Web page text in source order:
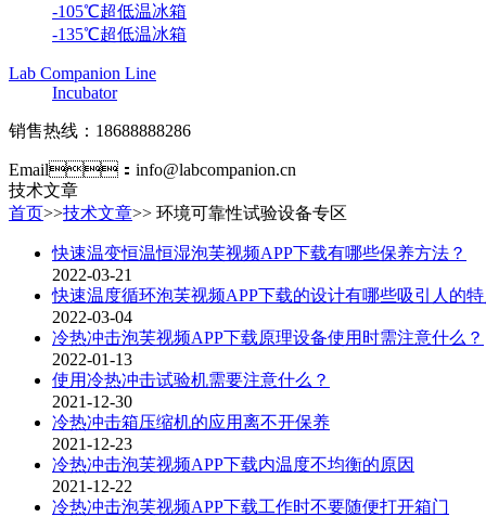
-105℃超低温冰箱
-135℃超低温冰箱
Lab Companion Line
Incubator
销售热线：18688888286
Email：info@labcompanion.cn
技术文章
首页>>技术文章>> 环境可靠性试验设备专区
快速温变恒温恒湿泡芙视频APP下载有哪些保养方法？
2022-03-21
快速温度循环泡芙视频APP下载的设计有哪些吸引人的特点
2022-03-04
冷热冲击泡芙视频APP下载原理设备使用时需注意什么？
2022-01-13
使用冷热冲击试验机需要注意什么？
2021-12-30
冷热冲击箱压缩机的应用离不开保养
2021-12-23
冷热冲击泡芙视频APP下载内温度不均衡的原因
2021-12-22
冷热冲击泡芙视频APP下载工作时不要随便打开箱门